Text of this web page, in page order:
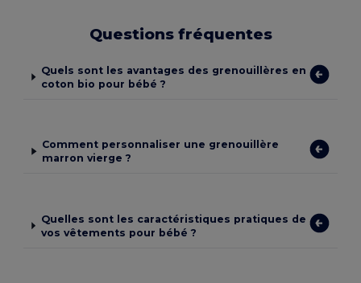
Questions fréquentes
Quels sont les avantages des grenouillères en
coton bio pour bébé ?
Comment personnaliser une grenouillère
marron vierge ?
Quelles sont les caractéristiques pratiques de
vos vêtements pour bébé ?